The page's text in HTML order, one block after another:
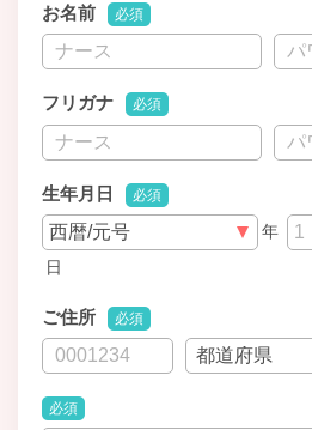
お名前 必須
フリガナ 必須
生年月日 必須
年
日
ご住所 必須
必須